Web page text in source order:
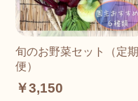
旬のお野菜セット（定期
便）
￥3,150